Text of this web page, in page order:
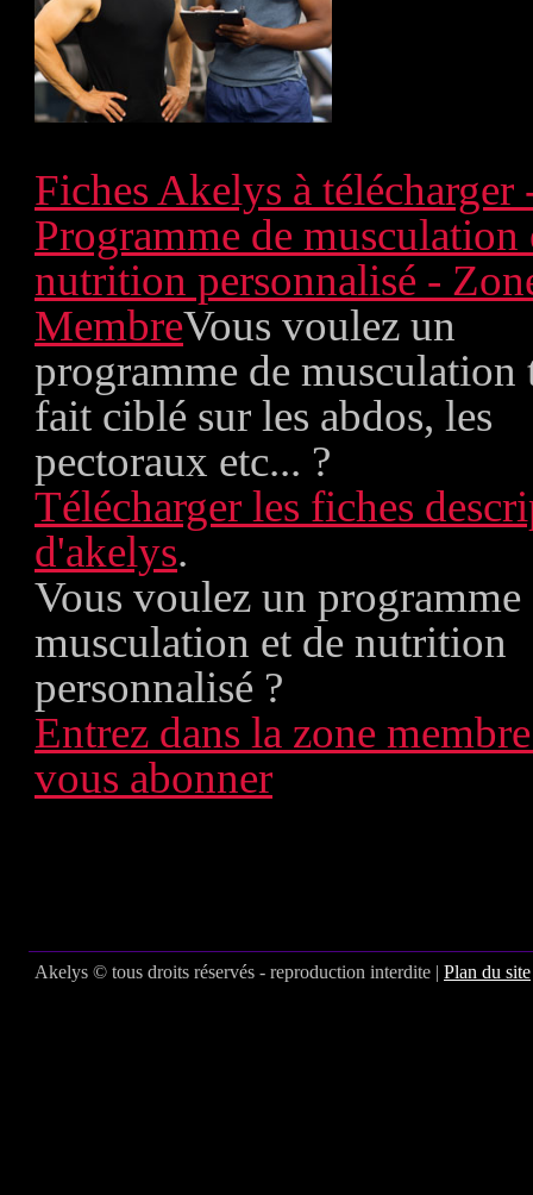
Fiches Akelys à télécharger
Programme de musculation
nutrition personnalisé -
MembreVous voulez un
programme de musculation
fait ciblé sur les abdos, les
pectoraux etc... ?
Télécharger les fiches
d'akelys.
Vous voulez un programme
musculation et de nutrition
personnalisé ?
Entrez dans la zone
vous abonner
Akelys © tous droits réservés - reproduction interdite | Plan du site